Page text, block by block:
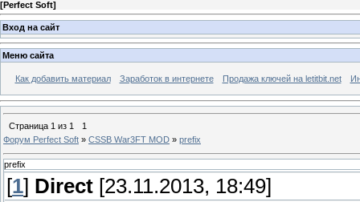
[Perfect Soft]
Вход на сайт
Меню сайта
Как добавить материал Заработок в интернете Продажа ключей на letitbit.net
Страница 1 из 1
1
Форум Perfect Soft » CSSB War3FT MOD » prefix
prefix
[1] Direct [23.11.2013, 18:49]